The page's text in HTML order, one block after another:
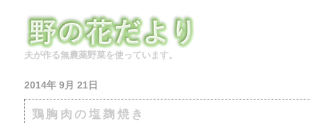
夫が作る無農薬野菜を使っています。
2014年 9月 21日
鶏胸肉の塩麹焼き